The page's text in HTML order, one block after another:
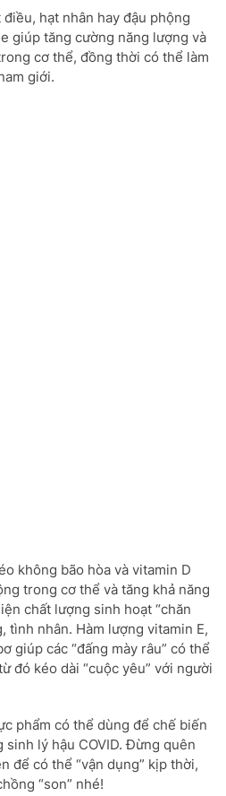
hạt nhân hay đậu phộng
giúp tăng cường năng lượng và
cơ thể, đồng thời có thể làm
giới.
không bão hòa và vitamin D
trong cơ thể và tăng khả năng
chất lượng sinh hoạt “chăn
tình nhân. Hàm lượng vitamin E,
giúp các “đấng mày râu” có thể
đó kéo dài “cuộc yêu” với người
phẩm có thể dùng để chế biến
lý hậu COVID. Đừng quên
để có thể “vận dụng” kịp thời,
“son” nhé!